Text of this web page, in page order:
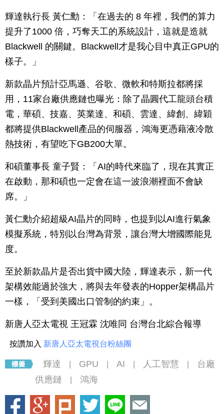
輝達執行長 黃仁勳：「在過去的 8 年裡，我們的算力
提升了1000 倍，巧奪天工的系統設計，這就是造就
Blackwell 的關鍵。Blackwell才是我心目中真正GPU的
樣子。」
新款晶片預計亞馬遜、谷歌、微軟和特斯拉都將採
用，11家台廠供應鏈也曝光：除了晶圓代工龍頭台積
電，華碩、技嘉、英業達、和碩、雲達、緯創、緯穎
都將提供Blackwell產品的伺服器，鴻海更憑藉液冷散
熱技術，有望吃下GB200大單。
和碩董事長 童子賢：「AI的時代來臨了，現在其實正
在啟動，那和碩也一定會在這一波浪潮裡面不會缺
席。」
黃仁勳介紹超級AI晶片的同時，也提到以AI進行氣象
模擬系統，特別以台灣為背景，讓台灣大增國際能見
度。
至於新款晶片是否出貨中國大陸，輝達表示，新一代
架構效能過於強大，將與去年發表的Hopper架構晶片
一樣，「受到美國出口管制的約束」。
新唐人亞太電視 王冠霖 沈唯同 台灣台北綜合報導
按讚加入 新唐人亞太電視台粉絲團
輝達 GPU AI 人工智慧
台廠
供應鏈
鴻海